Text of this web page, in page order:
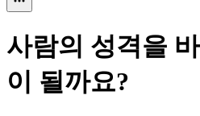
사람의 성격을
이 될까요?